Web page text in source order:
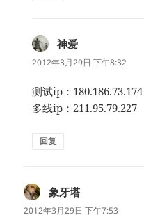
神爱
道：
2012年3月29日 下午8:32
测试ip：180.186.73.174
多线ip：211.95.79.227
回复
象牙塔
道：
2012年3月29日 下午7:53